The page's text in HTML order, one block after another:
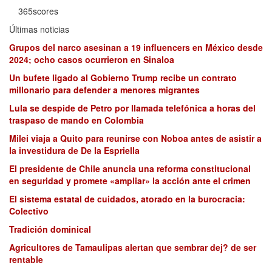
365scores
Últimas noticias
Grupos del narco asesinan a 19 influencers en México desde
2024; ocho casos ocurrieron en Sinaloa
Un bufete ligado al Gobierno Trump recibe un contrato
millonario para defender a menores migrantes
Lula se despide de Petro por llamada telefónica a horas del
traspaso de mando en Colombia
Milei viaja a Quito para reunirse con Noboa antes de asistir a
la investidura de De la Espriella
El presidente de Chile anuncia una reforma constitucional
en seguridad y promete «ampliar» la acción ante el crimen
El sistema estatal de cuidados, atorado en la burocracia:
Colectivo
Tradición dominical
Agricultores de Tamaulipas alertan que sembrar dej? de ser
rentable